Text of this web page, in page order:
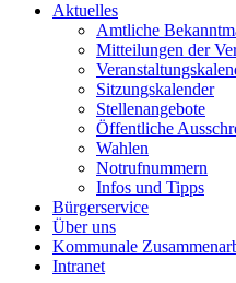
Aktuelles
Amtliche
Mitteilungen der
Sitzungskalender
Stellenangebote
Öffentliche
Wahlen
Notrufnummern
Infos und Tipps
Bürgerservice
Über uns
Kommunale
Intranet